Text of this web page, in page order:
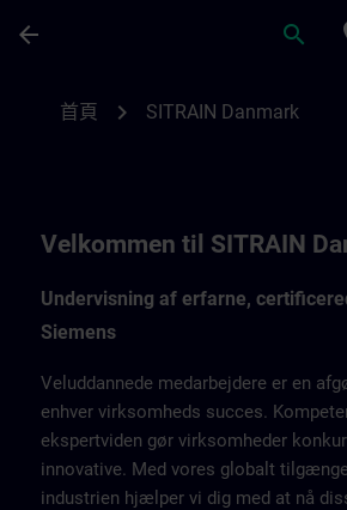
arrow_back search
首頁 chevron_right SITRAIN Danmark
Velkommen til SITRAIN
Undervisning af erfarne,
Siemens
Veluddannede medarbejdere er en
enhver virksomheds succes.
ekspertviden gør virksomheder
innovative. Med vores globalt
industrien hjælper vi dig med at nå